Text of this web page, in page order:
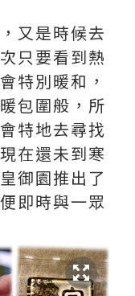
又是時候去
只要看到熱
特別暖和，
包圍般，所
特地去尋找
在還未到寒
御園推出了
即時與一眾